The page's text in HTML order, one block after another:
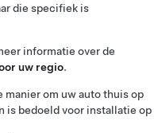
die specifiek is
informatie over de
uw regio.
manier om uw auto thuis op
is bedoeld voor installatie op